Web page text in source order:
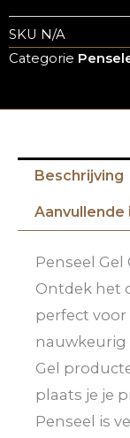
SKU N/A
Categorie
Beschrijving
Penseel Gel
Ontdek het
perfect
nauwkeurig
Gel
plaats je je
Penseel is